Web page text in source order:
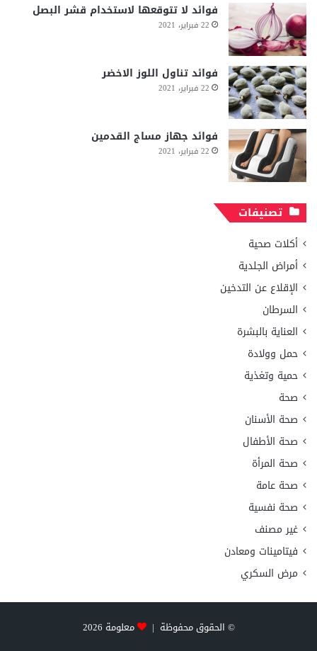
فوائد لا تتوقعها لاستخدام قشر البصل
22 فبراير، 2021
فوائد تناول اللوز الاخضر
22 فبراير، 2021
فوائد جهاز مساج القدمين
22 فبراير، 2021
تصنيفات
أكلات صحية
أمراض الجلدية
الإقلاع عن التدخين
السرطان
العناية بالبشرة
حمل وولادة
حمية وتغذية
صحة
صحة الأسنان
صحة الأطفال
صحة المرأة
صحة عامة
صحة نفسية
غير مصنف
فيتامينات ومعادن
مرض السكري
© الحقوق محفوظة | معلومة